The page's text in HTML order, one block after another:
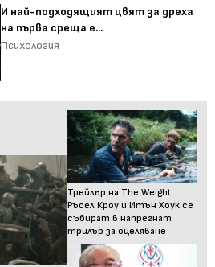
И най-подходящият цвят за дреха
на първа среща е...
Психология
Трейлър на The Weight:
Ръсел Кроу и Итън Хоук се
събират в напрегнат
трилър за оцеляване